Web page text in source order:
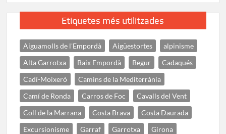
Etiquetes més utilitzades
Aiguamolls de l'Empordà Aigüestortes
alpinisme
Alta Garrotxa
Baix Empordà Begur
Cadaqués
Cadí-Moixeró
Camins de la Mediterrània
Camí de Ronda
Carros de Foc
Cavalls del Vent
Coll de la Marrana
Costa Brava
Costa Daurada
Excursionisme
Garraf Garrotxa
Girona